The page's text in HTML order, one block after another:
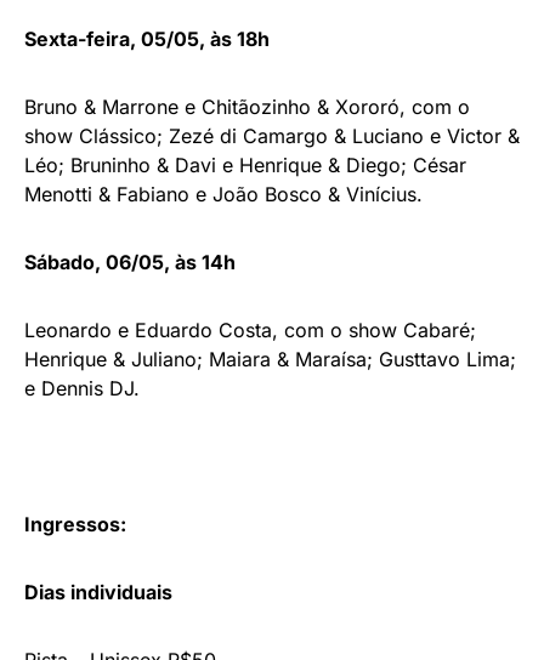
Sexta-feira, 05/05, às 18h
Bruno & Marrone e Chitãozinho & Xororó, com o
show Clássico; Zezé di Camargo & Luciano e Victor &
Léo; Bruninho & Davi e Henrique & Diego; César
Menotti & Fabiano e João Bosco & Vinícius.
Sábado, 06/05, às 14h
Leonardo e Eduardo Costa, com o show Cabaré;
Henrique & Juliano; Maiara & Maraísa; Gusttavo Lima;
e Dennis DJ.
Ingressos:
Dias individuais